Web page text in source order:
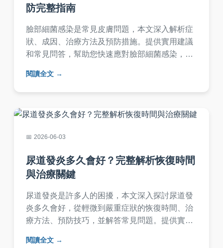
防完整指南
臉部細菌感染是常見皮膚問題，本文深入解析症
狀、成因、治療方法及預防措施。提供實用建議
和常見問答，幫助您快速應對臉部細菌感染，避
實用資訊。
閱讀全文
2026-06-03
尿道發炎多久會好？完整解析恢復時間
與治療關鍵
尿道發炎是許多人的困擾，本文深入探討尿道發
炎多久會好，從輕微到嚴重症狀的恢復時間、治
療方法、預防技巧，並解答常見問題。提供實用
閱讀全文